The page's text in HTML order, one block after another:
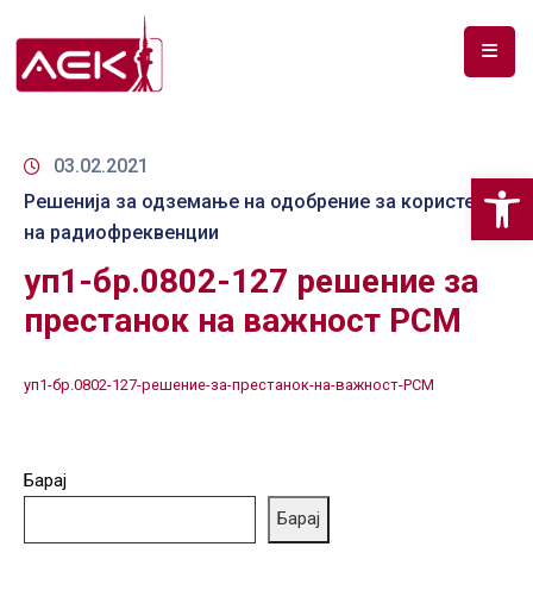
ЗА
ДОКУМЕНТИ
РФ
СПЕКТАР
ТЕЛЕКОМУНИКАЦИИ
ПАЗАР
ГРИЖА
03.02.2021
Решенија за одземање на одобрение за користење
на радиофреквенции
уп1-бр.0802-127 решение за
престанок на важност РСМ
уп1-бр.0802-127-решение-за-престанок-на-важност-РСМ
Барај
Барај